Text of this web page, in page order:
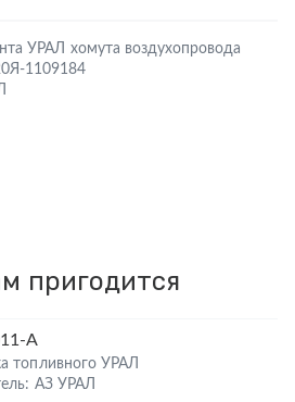
УРАЛ хомута воздухопровода
1109184
пригодится
А
топливного УРАЛ
АЗ УРАЛ